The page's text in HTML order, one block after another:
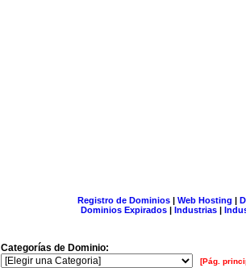
Registro de Dominios| Web Hosting |
Dominios Expirados | Industrias |
Categorías de Dominio:
[Pág.